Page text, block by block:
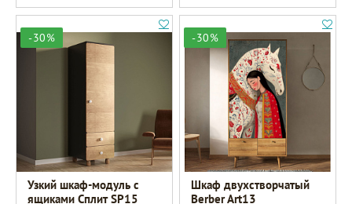
-30%
Узкий шкаф-модуль с
ящиками Сплит SP15
-30%
Шкаф двухстворчатый
Berber Art13